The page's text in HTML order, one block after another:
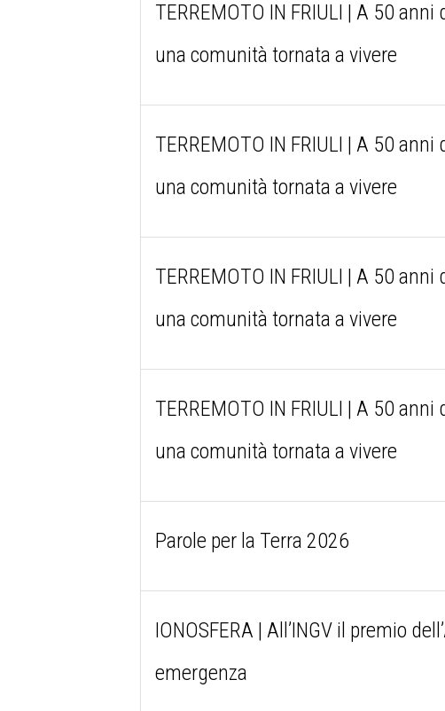
TERREMOTO IN FRIULI | A 50
una comunità tornata a vivere
TERREMOTO IN FRIULI | A 50
una comunità tornata a vivere
TERREMOTO IN FRIULI | A 50
una comunità tornata a vivere
TERREMOTO IN FRIULI | A 50
una comunità tornata a vivere
Parole per la Terra 2026
IONOSFERA | All’INGV il premio
emergenza